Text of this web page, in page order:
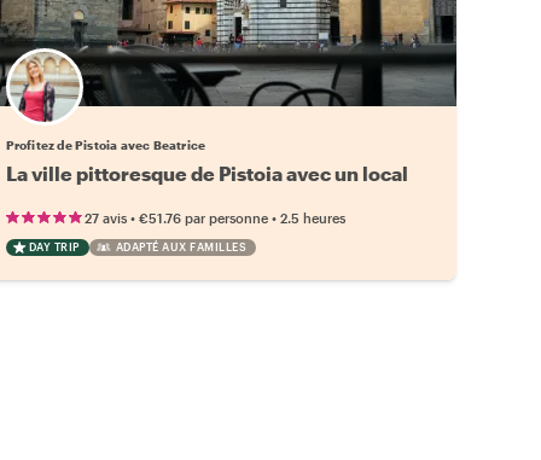
Profitez de Pistoia avec Beatrice
La ville pittoresque de Pistoia avec un local
27 avis• €51.76 par personne• 2.5 heures
DAY TRIP ADAPTÉ AUX FAMILLES